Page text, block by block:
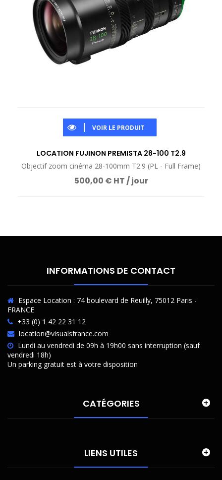
VOIR LE PRODUIT
LOCATION FUJINON PREMISTA 28-100 T2.9
Objectif zoom cinéma 28-100mm T2.9 (PL - Full Frame)
500,00 € HT / jour
INFORMATIONS DE CONTACT
Espace Location : 74 boulevard de Reuilly, 75012 Paris -
FRANCE
+33 (0) 1 42 22 31 12
location@visualsfrance.com
Lundi au vendredi de 09h à 19h00 sans interruption (sauf
vendredi 18h)
Un parking gratuit est à votre disposition
CATÉGORIES
LIENS UTILES